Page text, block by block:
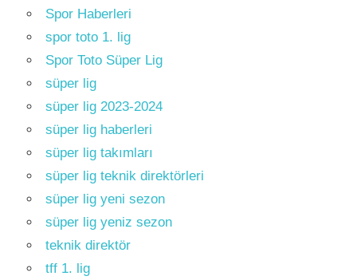
Spor Haberleri
spor toto 1. lig
Spor Toto Süper Lig
süper lig
süper lig 2023-2024
süper lig haberleri
süper lig takımları
süper lig teknik direktörleri
süper lig yeni sezon
süper lig yeniz sezon
teknik direktör
tff 1. lig